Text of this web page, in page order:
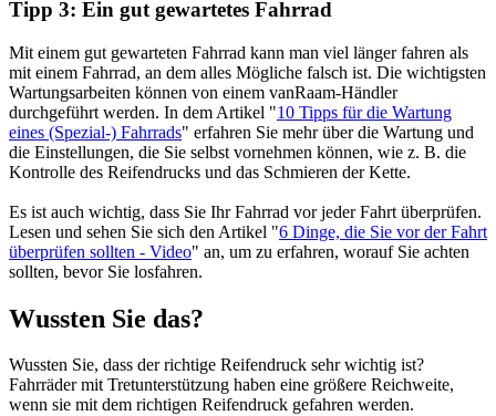
Tipp 3: Ein gut gewartetes Fahrrad
Mit einem gut gewarteten Fahrrad kann man viel länger fahren als
mit einem Fahrrad, an dem alles Mögliche falsch ist. Die wichtigsten
Wartungsarbeiten können von einem vanRaam-Händler
durchgeführt werden. In dem Artikel "10 Tipps für die Wartung
eines (Spezial-) Fahrrads" erfahren Sie mehr über die Wartung und
die Einstellungen, die Sie selbst vornehmen können, wie z. B. die
Kontrolle des Reifendrucks und das Schmieren der Kette.
Es ist auch wichtig, dass Sie Ihr Fahrrad vor jeder Fahrt überprüfen.
Lesen und sehen Sie sich den Artikel "6 Dinge, die Sie vor der Fahrt
überprüfen sollten - Video" an, um zu erfahren, worauf Sie achten
sollten, bevor Sie losfahren.
Wussten Sie das?
Wussten Sie, dass der richtige Reifendruck sehr wichtig ist?
Fahrräder mit Tretunterstützung haben eine größere Reichweite,
wenn sie mit dem richtigen Reifendruck gefahren werden.